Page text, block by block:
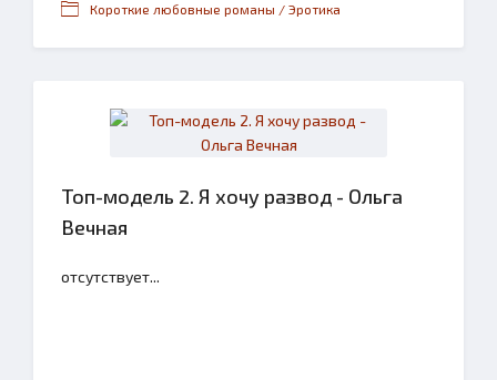
Короткие любовные романы / Эротика
Топ-модель 2. Я хочу развод - Ольга
Вечная
отсутствует...